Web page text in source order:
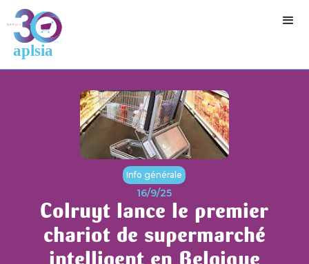
Info générale
16/9/25
Colruyt lance le premier
chariot de supermarché
intelligent en Belgique